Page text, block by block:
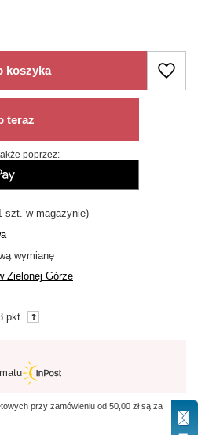
koszyka
poprzez:
szt. w magazynie)
wymianę
Zielonej Górze
pkt.
przy zamówieniu od 50,00 złsą za